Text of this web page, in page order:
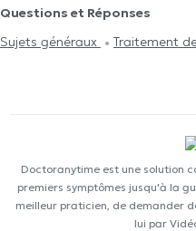
Questions et Réponses
Sujets généraux
Traitement
Doctoranytime est une solution
premiers symptômes jusqu'à la
meilleur praticien, de demander
lui par